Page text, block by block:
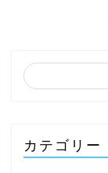
カテゴリー